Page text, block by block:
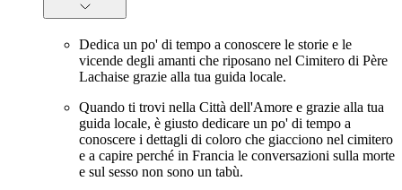
Dedica un po' di tempo a conoscere le storie e le
vicende degli amanti che riposano nel Cimitero di Père
Lachaise grazie alla tua guida locale.
Quando ti trovi nella Città dell'Amore e grazie alla tua
guida locale, è giusto dedicare un po' di tempo a
conoscere i dettagli di coloro che giacciono nel cimitero
e a capire perché in Francia le conversazioni sulla morte
e sul sesso non sono un tabù.